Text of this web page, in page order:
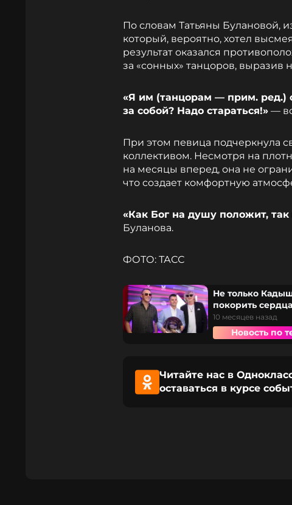
По словам Татьяны Булановой,
который, вероятно, хотел
результат оказался
за «сонных» танцоров, выразив
«Я им (танцорам — прим. ред.)
за собой? Надо стараться!» —
При этом певица подчеркнула
коллективом. Несмотря на
на месяцы вперед, она не
что создает комфортную
«Как Бог на душу положит, так
Буланова.
ФОТО: ТАСС
Не только
покорить
10 месяцев назад
Новость по
Читайте нас в
оставаться в курсе